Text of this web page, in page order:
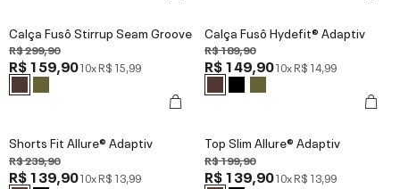
Calça Fusô Stirrup Seam Groove
R$ 299,90
R$ 159,9010xR$ 15,99
Calça Fusô Hydefit® Adaptiv
R$ 189,90
R$ 149,9010xR$ 14,99
Shorts Fit Allure® Adaptiv
R$ 239,90
R$ 139,9010xR$ 13,99
Top Slim Allure® Adaptiv
R$ 199,90
R$ 139,9010xR$ 13,99